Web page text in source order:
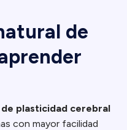
de
plasticidad cerebral
con mayor facilidad